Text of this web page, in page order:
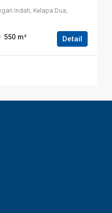
Indah, Kelapa Dua,
550 m² Detail